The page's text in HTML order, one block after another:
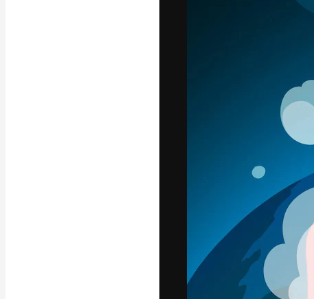
最高のクリエイ
Copyright © 2010-